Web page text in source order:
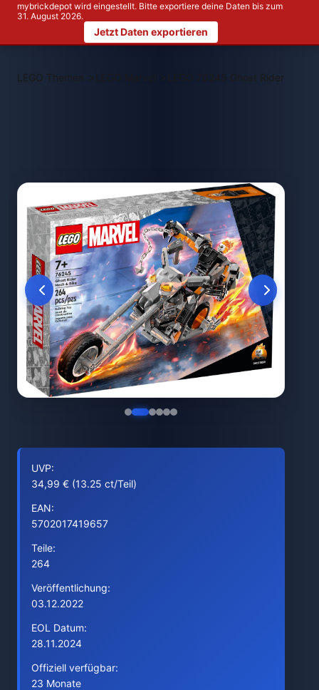
mybrickdepot wird eingestellt. Bitte exportiere deine Daten bis zum
31. August 2026.
Jetzt Daten exportieren
LEGO Themen > LEGO 76245 Ghost Rider mit
UVP:
34,99 € (13.25 ct/Teil)
EAN:
5702017419657
Teile:
264
Veröffentlichung:
03.12.2022
EOL Datum:
28.11.2024
Offiziell verfügbar:
23 Monate